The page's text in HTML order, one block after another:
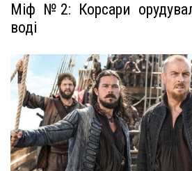
Міф №2: Корсари
воді